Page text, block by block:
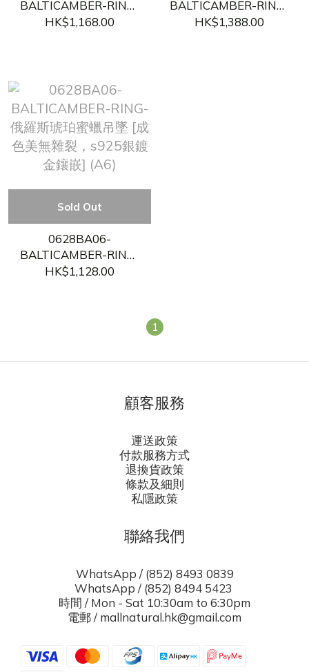
BALTICAMBER-RING-
波蘭製造 天然波羅的海
HK$1,168.00
BALTICAMBER-RING-
天然波羅的海 原石蜜蠟
HK$1,388.00
Sold Out
0628BA06-
BALTICAMBER-RING-
俄羅斯琥珀蜜蠟吊墜
HK$1,128.00
1
顧客服務
運送政策
付款服務方式
退換貨政策
條款及細則
私隱政策
聯絡我們
WhatsApp / (852) 8493 0839
WhatsApp / (852) 8494 5423
時間 / Mon - Sat 10:30am to 6:30pm
電郵 / mallnatural.hk@gmail.com